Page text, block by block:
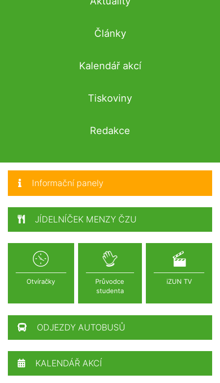
Články
Kalendář akcí
Tiskoviny
Redakce
Informační panely
JÍDELNÍČEK MENZY ČZU
Otvíračky
Průvodce
studenta
iZUN TV
ODJEZDY AUTOBUSŮ
KALENDÁŘ AKCÍ